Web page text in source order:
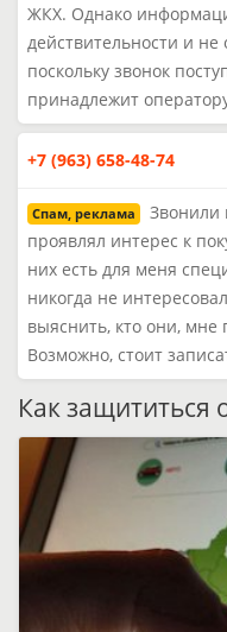
ЖКХ. Однако
действительности и не
поскольку звонок
принадлежит
+7 (963) 658-48-74
Спам, реклама
Звонили
проявлял интерес к
них есть для меня
никогда не
выяснить, кто они, мне
Возможно, стоит
Как